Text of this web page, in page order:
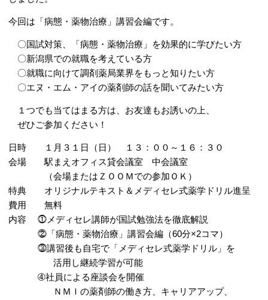
今回は「病態・薬物治療」講習会編です。
〇国試対策、「病態・薬物治療」を効果的に学びたい方
〇新潟県での就職を考えている方
〇就職に向けて調剤薬局業界をもっと知りたい方
〇エヌ・エム・アイの薬剤師の話を聞いてみたい方
１つでも当てはまる方は、お友達もお誘いの上、
ぜひご参加ください！
日時 １月３１日（日） １３：００～１６：３０
会場 駅まえオフィス貸会議室 中会議室
（会場またはＺＯＯＭでの参加ＯＫ）
特典 オリジナルテキスト＆メディセレ式薬学ドリル進呈
費用 無料
内容 ⓵メディセレ講師が国試勉強法を徹底解説
⓶「病態・薬物治療」講習会編（60分×2コマ）
⓷講習後も自宅で「メディセレ式薬学ドリル」を
活用し継続学習が可能
➃社員による座談会を開催
ＮＭＩの薬剤師の働き方、キャリアアップ、